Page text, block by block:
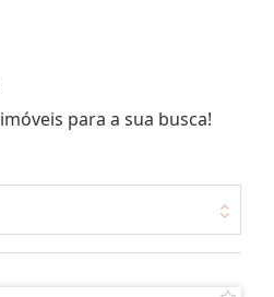
imóveis para a sua busca!